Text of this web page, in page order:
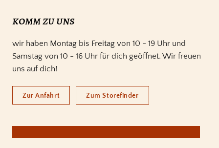
komm zu uns
wir haben Montag bis Freitag von 10 - 19 Uhr und
Samstag von 10 - 16 Uhr für dich geöffnet. Wir freuen
uns auf dich!
Zur Anfahrt Zum Storefinder